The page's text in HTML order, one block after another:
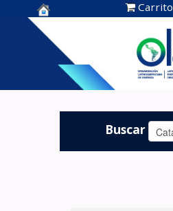
Centro de
Documentación
OLADE -
Carrito
Buscar